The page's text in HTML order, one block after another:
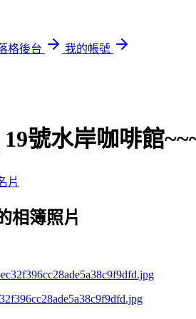
格後台
我的帳號
號水岸咖啡館
片
相簿照片